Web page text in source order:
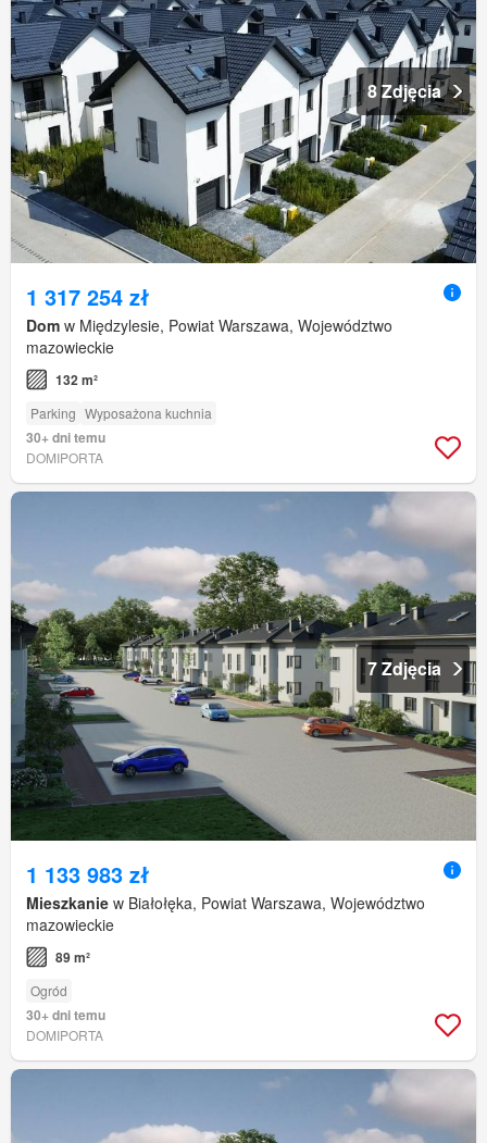
8 Zdjęcia
1 317 254 zł
Dom w Międzylesie, Powiat Warszawa, Województwo
mazowieckie
132 m²
Parking Wyposażona kuchnia
30+ dni temu
DOMIPORTA
7 Zdjęcia
1 133 983 zł
Mieszkanie w Białołęka, Powiat Warszawa, Województwo
mazowieckie
89 m²
Ogród
30+ dni temu
DOMIPORTA